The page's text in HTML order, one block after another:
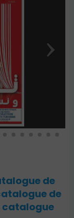
de
de
catalogue